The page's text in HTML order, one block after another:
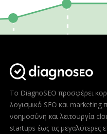
Το DiagnoSEO προσφέρει
λογισμικό SEO και marketing
νοημοσύνη και λειτουργία
startups έως τις μεγαλύτερες